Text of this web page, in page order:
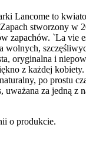
Lancome to
stworzony w
zapachów. `La vie
wolnych,
oryginalna i
z każdej
po prostu
uważana za jedną z
o produkcie.